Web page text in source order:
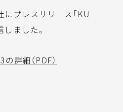
にプレスリリース「KU
ました。
詳細（PDF）